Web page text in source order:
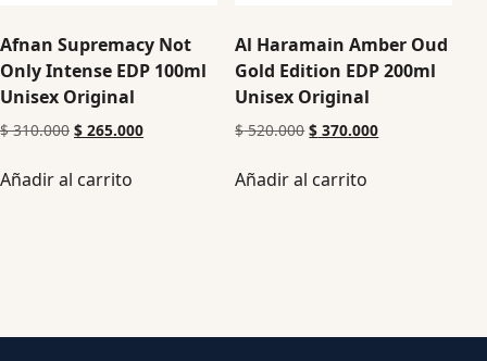
Afnan Supremacy Not
Only Intense EDP 100ml
Unisex Original
$310.000 $ 265.000
Añadir al carrito
Al Haramain Amber Oud
Gold Edition EDP 200ml
Unisex Original
$520.000 $ 370.000
Añadir al carrito